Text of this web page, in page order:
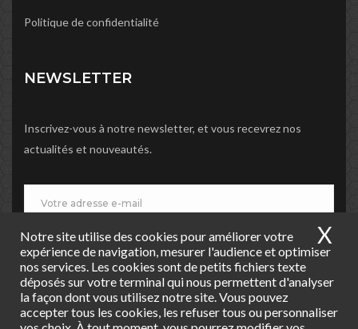
Notre site utilise des cookies pour améliorer votre
expérience de navigation, mesurer l'audience et optimiser
nos services. Les cookies sont de petits fichiers texte
déposés sur votre terminal qui nous permettent d'analyser
la façon dont vous utilisez notre site. Vous pouvez
accepter tous les cookies, les refuser tous ou personnaliser
X
Politique de confidentialité
NEWSLETTER
Inscrivez-vous à notre newsletter, et vous recevrez nos
actualités et nouveautés.
JE M'INSCRIS